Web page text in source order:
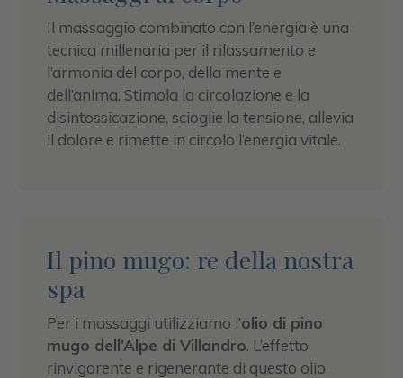
Il massaggio combinato con l’energia è una
tecnica millenaria per il rilassamento e
l’armonia del corpo, della mente e
dell’anima. Stimola la circolazione e la
disintossicazione, scioglie la tensione, allevia
il dolore e rimette in circolo l’energia vitale.
Il pino mugo: re della nostra
spa
Per i massaggi utilizziamo l’olio di pino
mugo dell’Alpe di Villandro. L’effetto
rinvigorente e rigenerante di questo olio